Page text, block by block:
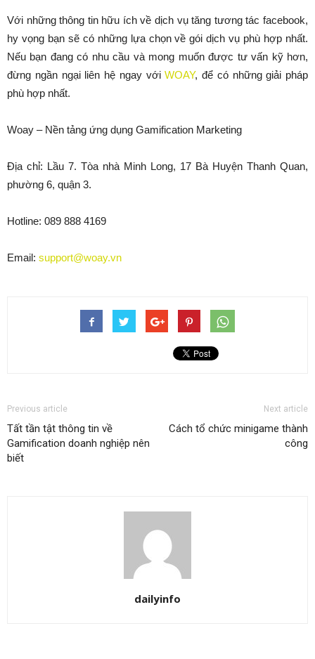
Với những thông tin hữu ích về dịch vụ tăng tương tác facebook,
hy vọng bạn sẽ có những lựa chọn về gói dịch vụ phù hợp nhất.
Nếu bạn đang có nhu cầu và mong muốn được tư vấn kỹ hơn,
đừng ngần ngại liên hệ ngay vớiWOAY, để có những giải pháp
phù hợp nhất.
Woay – Nền tảng ứng dụng Gamification Marketing
Địa chỉ: Lầu 7. Tòa nhà Minh Long, 17 Bà Huyện Thanh Quan,
phường 6, quận 3.
Hotline: 089 888 4169
Email: support@woay.vn
Previous article
Tất tần tật thông tin về
Gamification doanh nghiệp nên
biết
Next article
Cách tổ chức minigame thành
công
dailyinfo